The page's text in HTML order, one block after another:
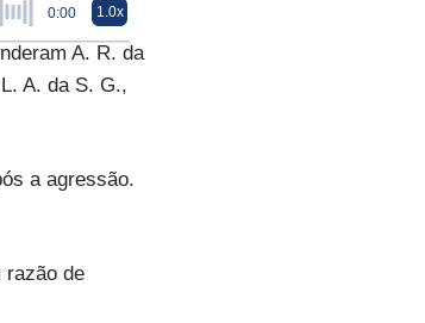
0:00 1.0x
A. R. da
A. da S. G.,
a agressão.
razão de